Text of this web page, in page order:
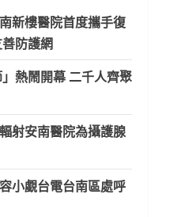
新樓醫院首度攜手復
防護網
熱鬧開幕 二千人齊聚
射安南醫院為攝護腺
小覷台電台南區處呼